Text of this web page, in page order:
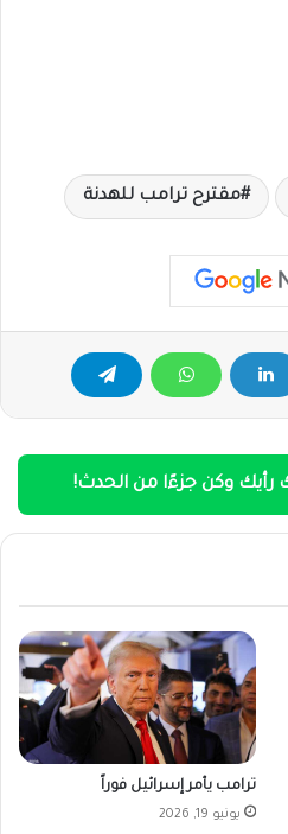
مقترح ترامب للهدنة
وكن جزءًا من الحدث!
ترامب يأمر إسرائيل فوراً
يونيو 19, 2026